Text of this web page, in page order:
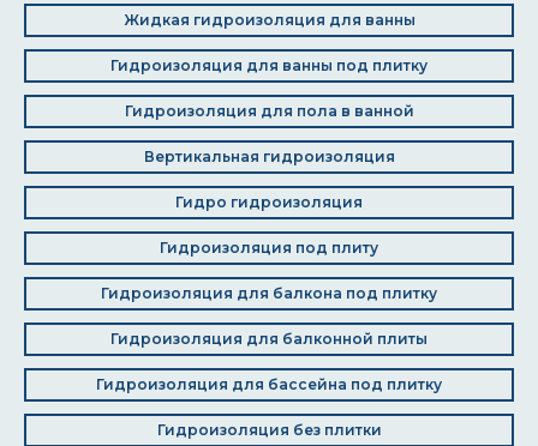
Жидкая гидроизоляция для ванны
Гидроизоляция для ванны под плитку
Гидроизоляция для пола в ванной
Вертикальная гидроизоляция
Гидро гидроизоляция
Гидроизоляция под плиту
Гидроизоляция для балкона под плитку
Гидроизоляция для балконной плиты
Гидроизоляция для бассейна под плитку
Гидроизоляция без плитки